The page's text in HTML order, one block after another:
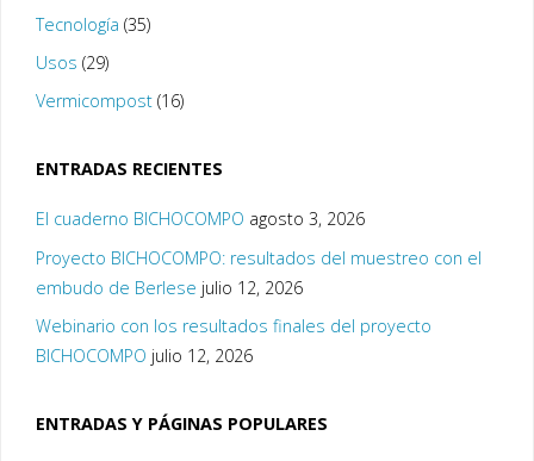
Tecnología (35)
Usos (29)
Vermicompost(16)
ENTRADAS RECIENTES
El cuaderno BICHOCOMPO agosto 3, 2026
Proyecto BICHOCOMPO: resultados del muestreo con el
embudo de Berlese julio 12, 2026
Webinario con los resultados finales del proyecto
BICHOCOMPO julio 12, 2026
ENTRADAS Y PÁGINAS POPULARES